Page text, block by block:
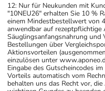
12: Nur für Neukunden mit
"10NEU26" erhalten Sie 10 %
einem Mindestbestellwert von
anwendbar auf rezeptpflichtige
Säuglingsanfangsnahrung und
Bestellungen über
Aktionsvorteilen
einzulösen unter
Eingabe des Gutscheincodes
Vorteils automatisch vom
behalten uns das Recht vor,